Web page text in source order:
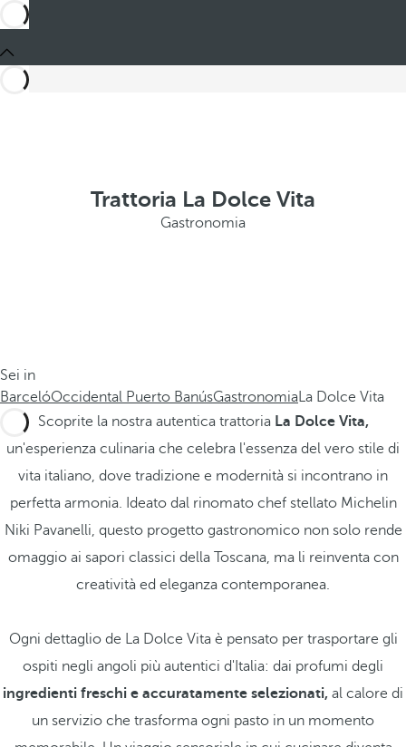
Trattoria La Dolce Vita
Gastronomia
Sei in
BarcelóOccidental Puerto BanúsGastronomiaLa Dolce Vita
Scoprite la nostra autentica trattoria La Dolce Vita,
un'esperienza culinaria che celebra l'essenza del vero stile di
vita italiano, dove tradizione e modernità si incontrano in
perfetta armonia. Ideato dal rinomato chef stellato Michelin
Niki Pavanelli, questo progetto gastronomico non solo rende
omaggio ai sapori classici della Toscana, ma li reinventa con
creatività ed eleganza contemporanea.
Ogni dettaglio de La Dolce Vita è pensato per trasportare gli
ospiti negli angoli più autentici d'Italia: dai profumi degli
ingredienti freschi e accuratamente selezionati, al calore di
un servizio che trasforma ogni pasto in un momento